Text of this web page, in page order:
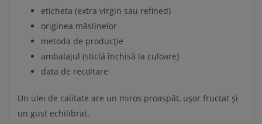
eticheta (extra virgin sau refined)
originea măslinelor
metoda de producție
ambalajul (sticlă închisă la culoare)
data de recoltare
Un ulei de calitate are un miros proaspăt, ușor fructat și
un gust echilibrat.